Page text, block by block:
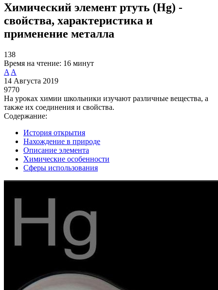
Химический элемент ртуть (Hg) -
свойства, характеристика и
применение металла
138
Время на чтение: 16 минут
A A
14 Августа 2019
9770
На уроках химии школьники изучают различные вещества, а
также их соединения и свойства.
Содержание:
История открытия
Нахождение в природе
Описание элемента
Химические особенности
Сферы использования